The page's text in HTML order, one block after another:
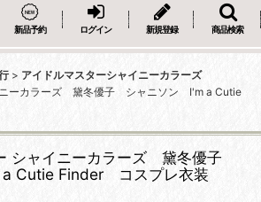
新品予約 ログイン 新規登録 商品検索
> アイドルマスターシャイニーカラーズ
ニーカラーズ 黛冬優子 シャニソン I'm a Cutie
シャイニーカラーズ 黛冬優子
Cutie Finder コスプレ衣装